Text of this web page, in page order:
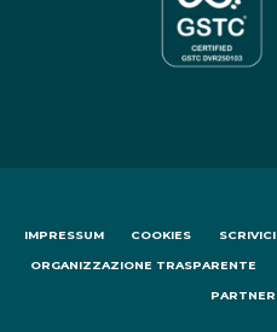
IMPRESSUM COOKIES SCRIVICI
ORGANIZZAZIONE TRASPARENTE
PARTNER